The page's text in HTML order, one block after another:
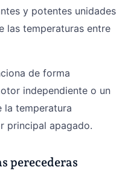
y potentes unidades
las temperaturas entre
de forma
independiente o un
la temperatura
principal apagado.
perecederas